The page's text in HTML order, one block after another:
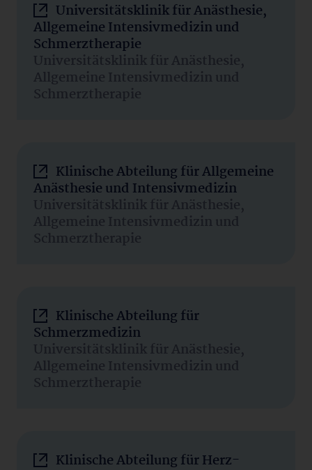
Universitätsklinik für Anästhesie,
Allgemeine Intensivmedizin und
Schmerztherapie
Universitätsklinik für Anästhesie,
Allgemeine Intensivmedizin und
Schmerztherapie
Klinische Abteilung für Allgemeine
Anästhesie und Intensivmedizin
Universitätsklinik für Anästhesie,
Allgemeine Intensivmedizin und
Schmerztherapie
Klinische Abteilung für
Schmerzmedizin
Universitätsklinik für Anästhesie,
Allgemeine Intensivmedizin und
Schmerztherapie
Klinische Abteilung für Herz-